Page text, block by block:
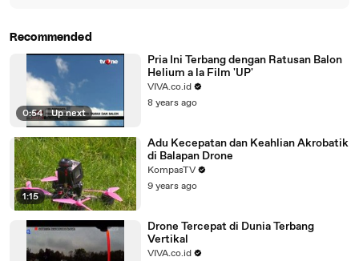
Recommended
0:54 | Up next
Pria Ini Terbang dengan Ratusan Balon
Helium a la Film 'UP'
VIVA.co.id
8 years ago
1:15
Adu Kecepatan dan Keahlian Akrobatik
di Balapan Drone
KompasTV
9 years ago
Drone Tercepat di Dunia Terbang
Vertikal
VIVA.co.id